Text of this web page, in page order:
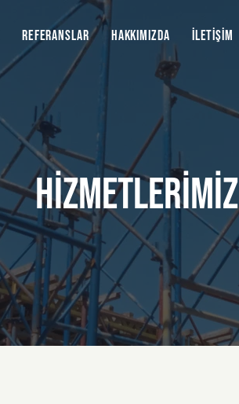
REFERANSLAR HAKKIMIZDA İLETİŞİM
HİZMETLERİMİZ